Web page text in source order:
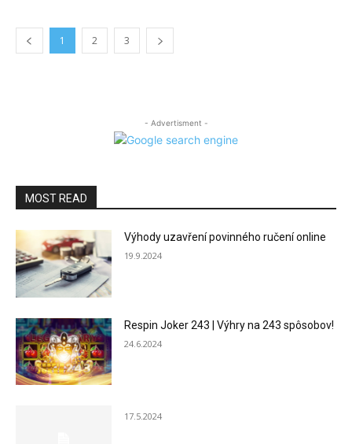
1 2 3
- Advertisment -
MOST READ
Výhody uzavření povinného ručení online
19.9.2024
Respin Joker 243 | Výhry na 243 spôsobov!
24.6.2024
17.5.2024